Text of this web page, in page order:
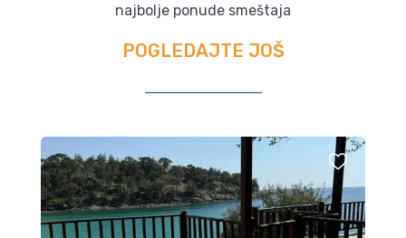
najbolje ponude smeštaja
POGLEDAJTE JOŠ